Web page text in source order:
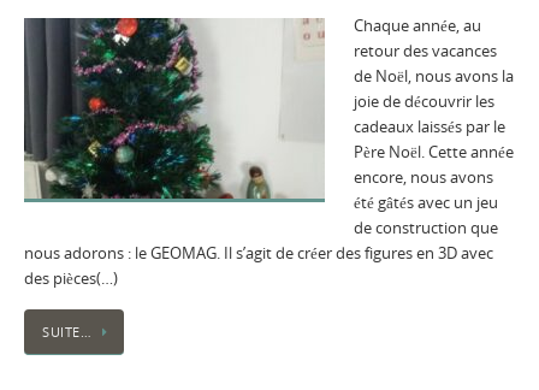
Chaque année, au
retour des vacances
de Noël, nous avons la
joie de découvrir les
cadeaux laissés par le
Père Noël. Cette année
encore, nous avons
été gâtés avec un jeu
de construction que
nous adorons : le GEOMAG. Il s’agit de créer des figures en 3D avec
des pièces(…)
SUITE…